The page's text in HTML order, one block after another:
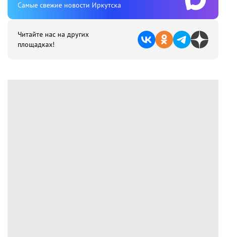
Cамые свежие новости Иркутска
Читайте нас на других
площадках!